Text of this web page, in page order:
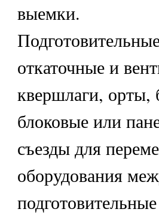
выемки.
откаточные и
квершлаги, орты,
блоковые или
съезды для
оборудования